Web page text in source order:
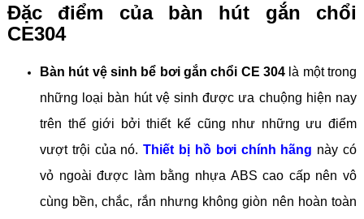
Đặc điểm của bàn hút gắn chổi
CE304
Bàn hút vệ sinh bể bơi gắn chổi CE 304 là một trong
những loại bàn hút vệ sinh được ưa chuộng hiện nay
trên thế giới bởi thiết kế cũng như những ưu điểm
vượt trội của nó. Thiết bị hồ bơi chính hãng này có
vỏ ngoài được làm bằng nhựa ABS cao cấp nên vô
cùng bền, chắc, rắn nhưng không giòn nên hoàn toàn